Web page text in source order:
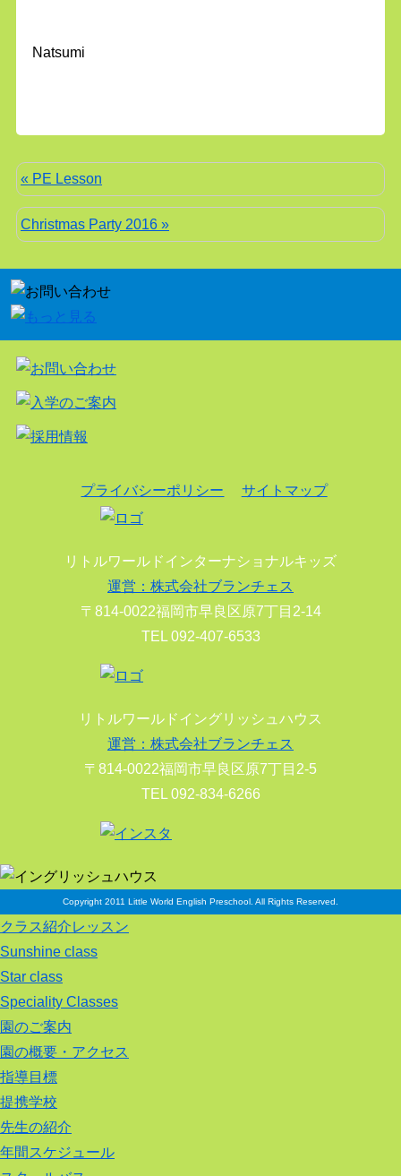
Natsumi
« PE Lesson
Christmas Party 2016 »
プライバシーポリシー サイトマップ
リトルワールドインターナショナルキッズ
運営：株式会社ブランチェス
〒814-0022福岡市早良区原7丁目2-14
TEL 092-407-6533
リトルワールドイングリッシュハウス
運営：株式会社ブランチェス
〒814-0022福岡市早良区原7丁目2-5
TEL 092-834-6266
Copyright 2011 Little World English Preschool. All Rights Reserved.
クラス紹介レッスン
Sunshine class
Star class
Speciality Classes
園のご案内
園の概要・アクセス
指導目標
提携学校
先生の紹介
年間スケジュール